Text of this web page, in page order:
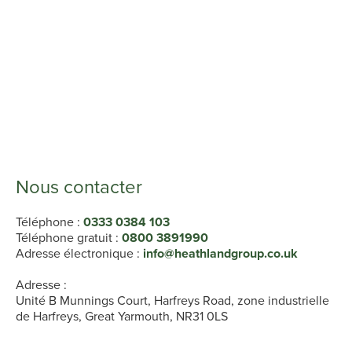
Nous contacter
Téléphone : 0333 0384 103
Téléphone gratuit : 0800 3891990
Adresse électronique : info@heathlandgroup.co.uk
Adresse :
Unité B Munnings Court, Harfreys Road, zone industrielle
de Harfreys, Great Yarmouth, NR31 0LS